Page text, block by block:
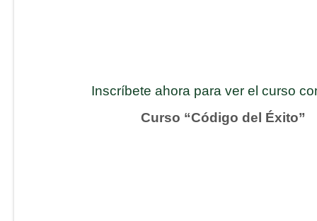
Inscríbete ahora para ver el curso
Curso “Código del Éxito”